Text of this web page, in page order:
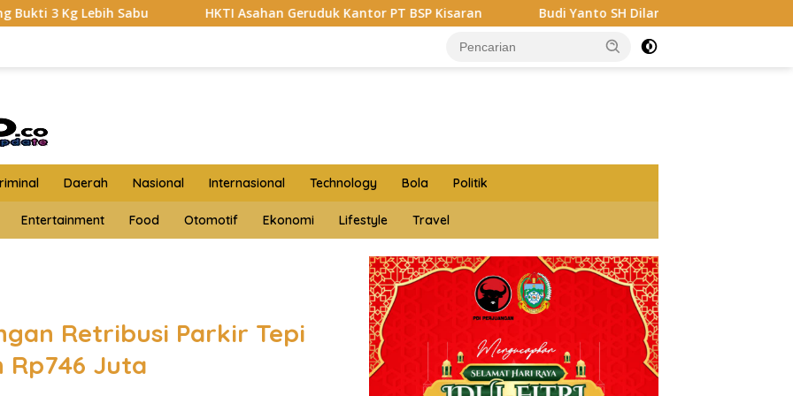
HKTI Asahan Geruduk Kantor PT BSP Kisaran Budi Yanto SH Dilantik Jadi Ketua Forum Wartawan Kejaksaan
Daerah Nasional Internasional Technology Bola Politik
Entertainment Food Otomotif Ekonomi Lifestyle Travel
Retribusi Parkir Tepi
Rp746 Juta